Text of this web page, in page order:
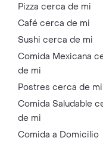
Pizza cerca de mi
Café cerca de mi
Sushi cerca de mi
Comida Mexicana
de mi
Postres cerca de mi
Comida Saludable
de mi
Comida a Domicilio